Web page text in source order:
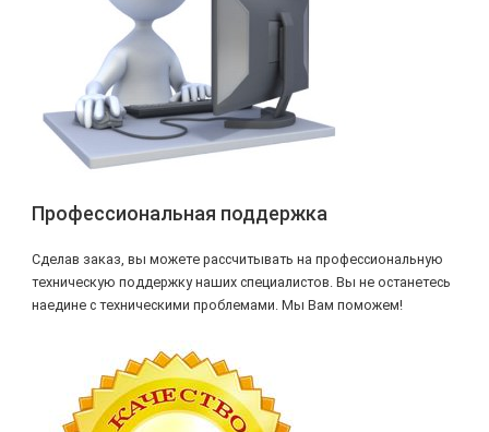
Профессиональная поддержка
Сделав заказ, вы можете рассчитывать на профессиональную
техническую поддержку наших специалистов. Вы не останетесь
наедине с техническими проблемами. Мы Вам поможем!